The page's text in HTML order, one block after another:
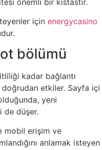
önemli bir kıstastır.
için energycasino
bölümü
kadar bağlantı
doğrudan etkiler. Sayfa içi
yeni
de düşer.
mobil erişim ve
anlamak isteyen